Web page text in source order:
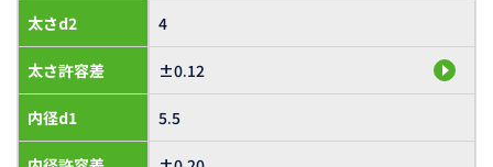
太さd2
太さ許容差
内径d1
4
±0.12
5.5